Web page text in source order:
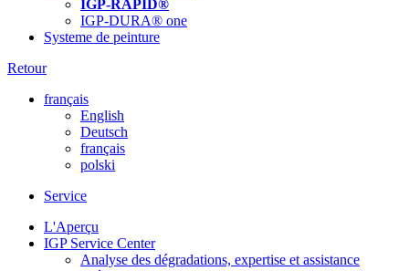
IGP-RAPID®
IGP-DURA® one
Systeme de peinture
Retour
français
English
Deutsch
français
polski
Service
L'Aperçu
IGP Service Center
Analyse des dégradations, expertise et assistance